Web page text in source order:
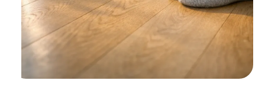
Over
ons